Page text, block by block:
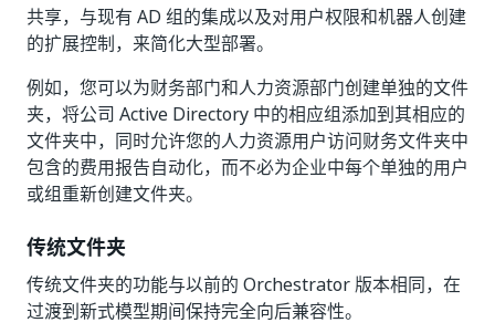
共享，与现有 AD 组的集成以及对用户权限和机器人创建
的扩展控制，来简化大型部署。
例如，您可以为财务部门和人力资源部门创建单独的文件
夹，将公司 Active Directory 中的相应组添加到其相应的
文件夹中，同时允许您的人力资源用户访问财务文件夹中
包含的费用报告自动化，而不必为企业中每个单独的用户
或组重新创建文件夹。
传统文件夹
传统文件夹的功能与以前的 Orchestrator 版本相同，在
过渡到新式模型期间保持完全向后兼容性。